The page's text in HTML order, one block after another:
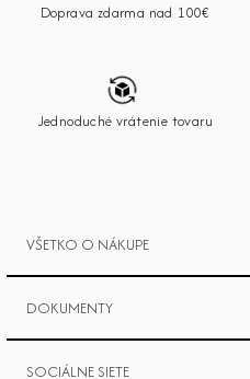
Doprava zdarma nad 100€
Jednoduché vrátenie tovaru
VŠETKO O NÁKUPE
DOKUMENTY
SOCIÁLNE SIETE